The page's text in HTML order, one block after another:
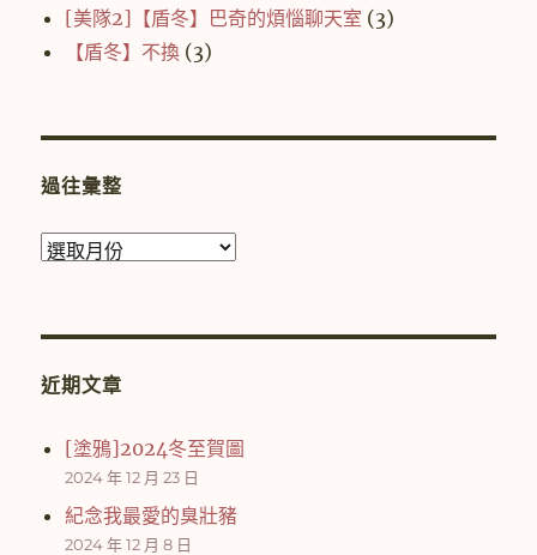
[美隊2]【盾冬】巴奇的煩惱聊天室 (3)
【盾冬】不換 (3)
過往彙整
過
近期文章
[塗鴉]2024冬至賀圖
2024 年 12 月 23 日
紀念我最愛的臭壯豬
2024 年 12 月 8 日